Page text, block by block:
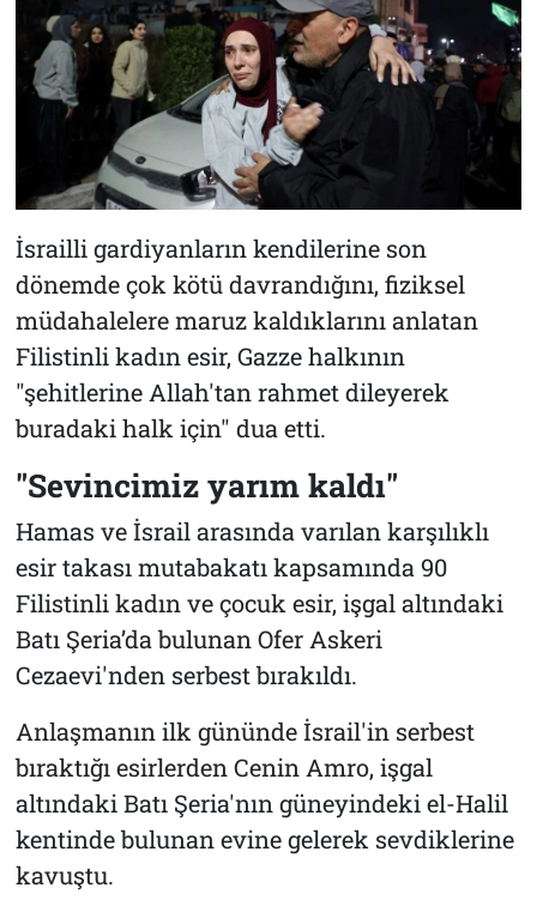
İsrailli gardiyanların kendilerine son
dönemde çok kötü davrandığını, fiziksel
müdahalelere maruz kaldıklarını anlatan
Filistinli kadın esir, Gazze halkının
"şehitlerine Allah'tan rahmet dileyerek
buradaki halk için" dua etti.
"Sevincimiz yarım kaldı"
Hamas ve İsrail arasında varılan karşılıklı
esir takası mutabakatı kapsamında 90
Filistinli kadın ve çocuk esir, işgal altındaki
Batı Şeria’da bulunan Ofer Askeri
Cezaevi'nden serbest bırakıldı.
Anlaşmanın ilk gününde İsrail'in serbest
bıraktığı esirlerden Cenin Amro, işgal
altındaki Batı Şeria'nın güneyindeki el-Halil
kentinde bulunan evine gelerek sevdiklerine
kavuştu.